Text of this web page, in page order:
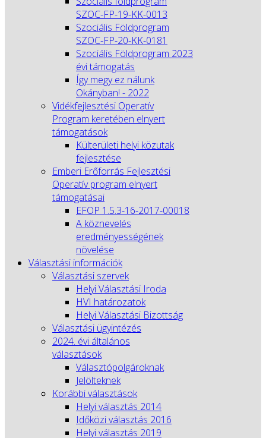
SZOC-FP-19-KK-0013
Szociális Földprogram
SZOC-FP-20-KK-0181
Szociális Földprogram 2023
évi támogatás
Így megy ez nálunk
Okányban! - 2022
Vidékfejlesztési Operatív
Program keretében elnyert
támogatások
Külterületi helyi közutak
fejlesztése
Emberi Erőforrás Fejlesztési
Operatív program elnyert
támogatásai
EFOP 1.5.3-16-2017-00018
A köznevelés
eredményességének
növelése
Választási információk
Választási szervek
Helyi Választási Iroda
HVI határozatok
Helyi Választási Bizottság
Választási ügyintézés
2024. évi általános
választások
Választópolgároknak
Jelölteknek
Korábbi választások
Helyi választás 2014
Időközi választás 2016
Helyi választás 2019